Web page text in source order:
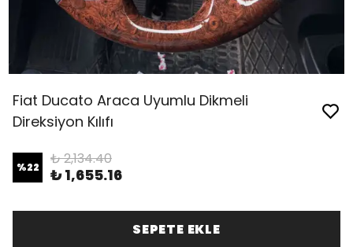
Fiat Ducato Araca Uyumlu Dikmeli
Direksiyon Kılıfı
%22 ₺ 2,134.40
₺ 1,655.16
SEPETE EKLE